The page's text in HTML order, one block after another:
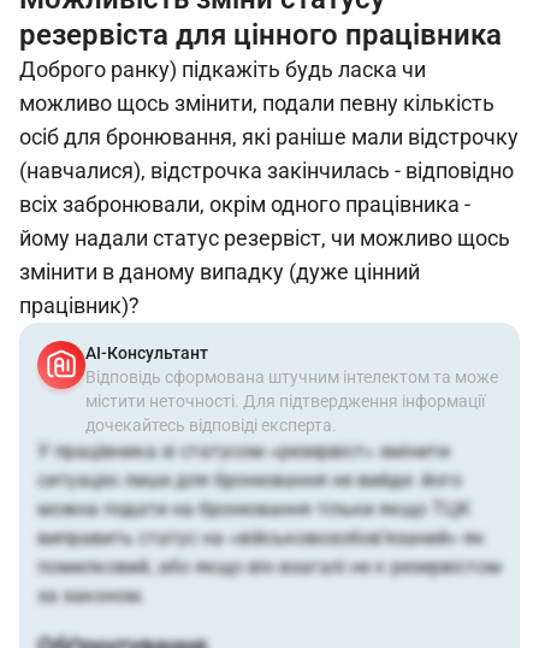
резервіста для цінного працівника
Доброго ранку) підкажіть будь ласка чи
можливо щось змінити, подали певну кількість
осіб для бронювання, які раніше мали відстрочку
(навчалися), відстрочка закінчилась - відповідно
всіх забронювали, окрім одного працівника -
йому надали статус резервіст, чи можливо щось
змінити в даному випадку (дуже цінний
працівник)?
АІ-Консультант
Відповідь сформована штучним інтелектом та може
містити неточності. Для підтвердження інформації
дочекайтесь відповіді експерта.
У працівника зі статусом «резервіст» змінити
ситуацію лише для бронювання не вийде: його
можна подати на бронювання тільки якщо ТЦК
виправить статус на «військовозобов’язаний» як
помилковий, або якщо він взагалі не є резервістом
за законом.